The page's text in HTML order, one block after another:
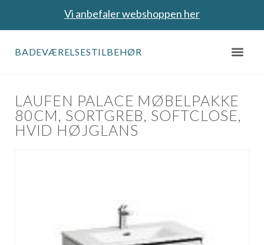
Vi anbefaler webshoppen her
BADEVÆRELSESTILBEHØR
LAUFEN PALACE MØBELPAKKE
80CM, SORTGREB, SOFTCLOSE,
HVID HØJGLANS